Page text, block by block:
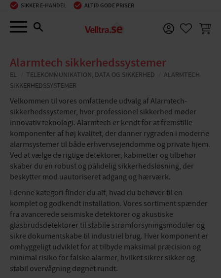
Menu
SIKKER E-HANDEL ALTID GODE PRISER
Alarmtech sikkerhedssystemer
EL TELEKOMMUNIKATION, DATA OG SIKKERHED
ALARMTECH
SIKKERHEDSSYSTEMER
Velkommen til vores omfattende udvalg af Alarmtech-
sikkerhedssystemer, hvor professionel sikkerhed møder
innovativ teknologi. Alarmtech er kendt for at fremstille
komponenter af høj kvalitet, der danner rygraden i moderne
alarmsystemer til både erhvervsejendomme og private hjem.
Ved at vælge de rigtige detektorer, kabinetter og tilbehør
skaber du en robust og pålidelig sikkerhedsløsning, der
beskytter mod uautoriseret adgang og hærværk.
I denne kategori finder du alt, hvad du behøver til en
komplet og godkendt installation. Vores sortiment spænder
fra avancerede seismiske detektorer og akustiske
glasbrudsdetektorer til stabile strømforsyningsmoduler og
sikre dokumentskabe til industriel brug. Hver komponent er
omhyggeligt udviklet for at tilbyde maksimal præcision og
minimal risiko for falske alarmer, hvilket sikrer sikker og
stabil overvågning døgnet rundt.